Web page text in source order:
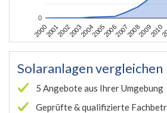
20002001200220032004200520062007200820092010
0
Solaranlagen vergleichen
5 Angebote aus Ihrer Umgebung
Geprüfte & qualifizierte